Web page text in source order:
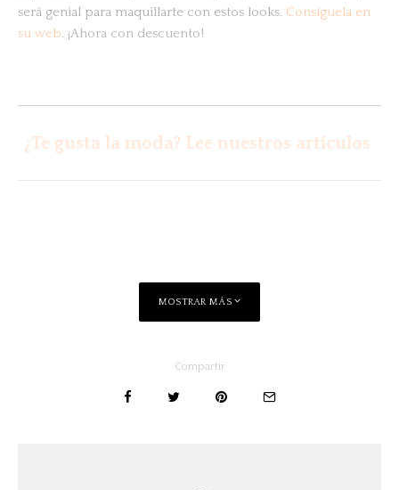
será genial para maquillarte con estos looks. Consíguela en
su web. ¡Ahora con descuento!
¿Te gusta la moda? Lee nuestros artículos
MOSTRAR MÁS
Compartir